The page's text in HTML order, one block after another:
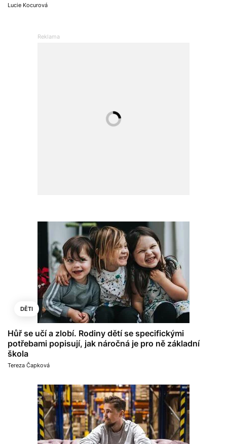
Lucie Kocurová
DĚTI
Hůř se učí a zlobí. Rodiny dětí se specifickými
potřebami popisují, jak náročná je pro ně základní
škola
Tereza Čapková